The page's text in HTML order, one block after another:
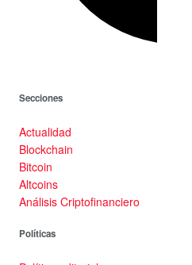
Secciones
Actualidad
Blockchain
Bitcoin
Altcoins
Análisis Criptofinanciero
Políticas